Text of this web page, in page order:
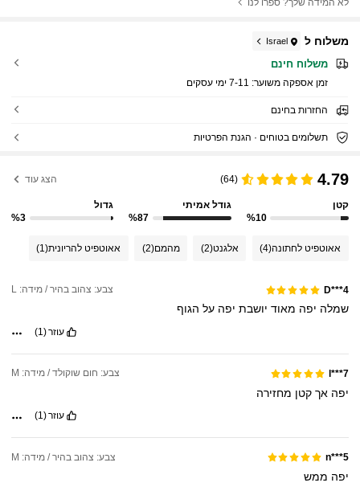
לא המידה שלך? ספרו לנו
משלוח ל Israel
משלוח חינם
זמן אספקה ​​משוער: 7-11 ימי עסקים
החזרות בחינם
תשלומים בטוחים · הגנת הפרטיות
4.79
(64) הצג עוד
קטן
%10
גודל אמיתי
%87
גדול
%3
אאוטפיט לחתונה(4) אלגנט(2) מהמם(2) אאוטפיט להריונית(1)
D***4 צבע: צהוב בהיר / מידה: L
שמלה יפה מאוד יושבת יפהעל הגוף
עוזר(1)
l***7 צבע: חום שוקולד / מידה: M
יפהאךקטן מחזירה
עוזר(1)
n***5 צבע: צהוב בהיר / מידה: M
יפה ממש